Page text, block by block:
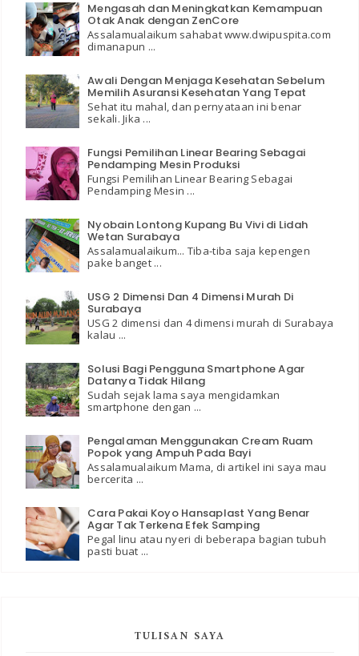
Mengasah dan Meningkatkan Kemampuan
Otak Anak dengan ZenCore
Assalamualaikum sahabat www.dwipuspita.com
dimanapun ...
Awali Dengan Menjaga Kesehatan Sebelum
Memilih Asuransi Kesehatan Yang Tepat
Sehat itu mahal, dan pernyataan ini benar
sekali. Jika ...
Fungsi Pemilihan Linear Bearing Sebagai
Pendamping Mesin Produksi
Fungsi Pemilihan Linear Bearing Sebagai
Pendamping Mesin ...
Nyobain Lontong Kupang Bu Vivi di Lidah
Wetan Surabaya
Assalamualaikum... Tiba-tiba saja kepengen
pake banget ...
USG 2 Dimensi Dan 4 Dimensi Murah Di
Surabaya
USG 2 dimensi dan 4 dimensi murah di Surabaya
kalau ...
Solusi Bagi Pengguna Smartphone Agar
Datanya Tidak Hilang
Sudah sejak lama saya mengidamkan
smartphone dengan ...
Pengalaman Menggunakan Cream Ruam
Popok yang Ampuh Pada Bayi
Assalamualaikum Mama, di artikel ini saya mau
bercerita ...
Cara Pakai Koyo Hansaplast Yang Benar
Agar Tak Terkena Efek Samping
Pegal linu atau nyeri di beberapa bagian tubuh
pasti buat ...
TULISAN SAYA